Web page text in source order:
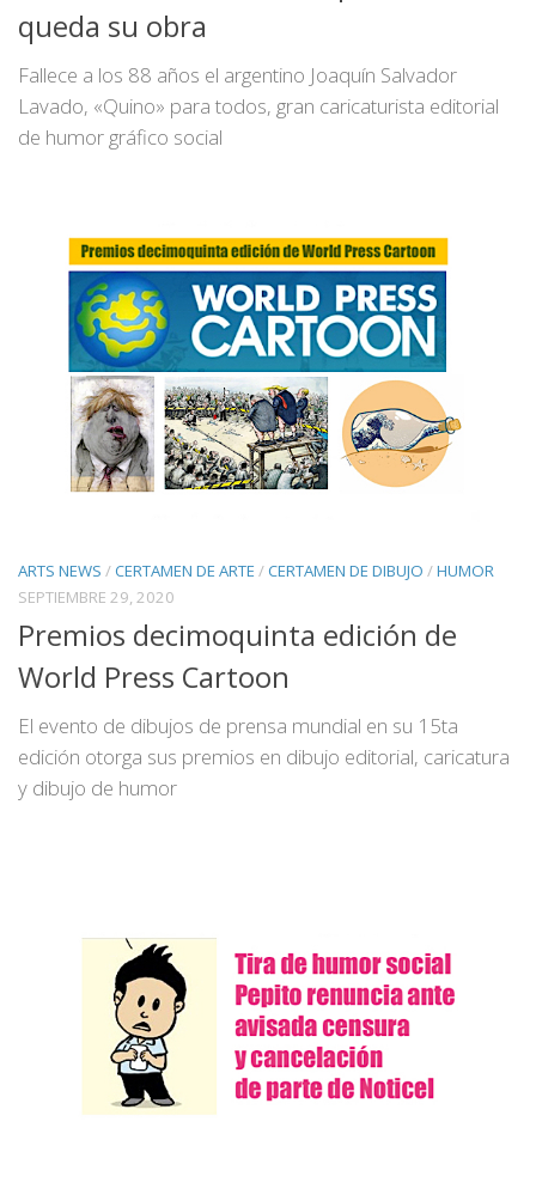
queda su obra
Fallece a los 88 años el argentino Joaquín Salvador
Lavado, «Quino» para todos, gran caricaturista editorial
de humor gráfico social
ARTS NEWS /CERTAMEN DE ARTE /CERTAMEN DE DIBUJO /HUMOR
SEPTIEMBRE 29, 2020
Premios decimoquinta edición de
World Press Cartoon
El evento de dibujos de prensa mundial en su 15ta
edición otorga sus premios en dibujo editorial, caricatura
y dibujo de humor